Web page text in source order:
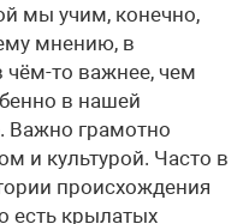
мы учим, конечно,
мнению, в
чём-то важнее, чем
в нашей
Важно грамотно
и культурой. Часто в
происхождения
есть крылатых